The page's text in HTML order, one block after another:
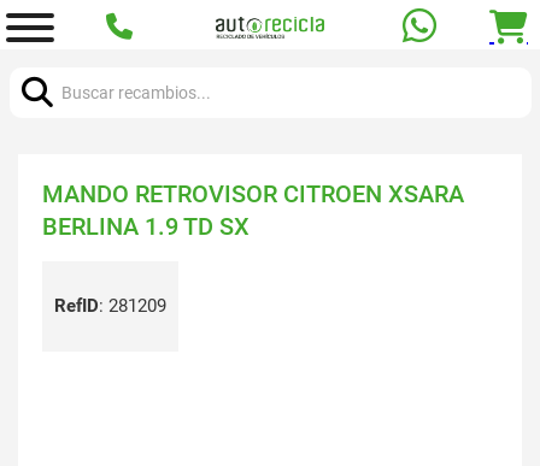
MANDO RETROVISOR CITROEN XSARA
BERLINA 1.9 TD SX
RefID: 281209